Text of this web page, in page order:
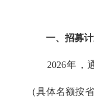
一、招募计
2026年，通
（具体名额按